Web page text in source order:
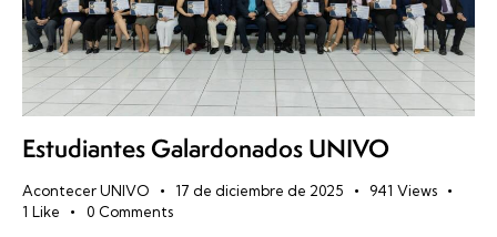
Estudiantes Galardonados UNIVO
Acontecer UNIVO 17 de diciembre de 2025 941 Views
1 Like 0 Comments